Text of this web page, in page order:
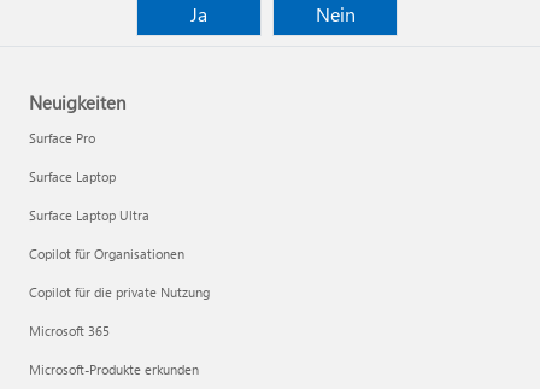
Ja
Nein
Neuigkeiten
Surface Pro
Surface Laptop
Surface Laptop Ultra
Copilot für Organisationen
Copilot für die private Nutzung
Microsoft 365
Microsoft-Produkte erkunden